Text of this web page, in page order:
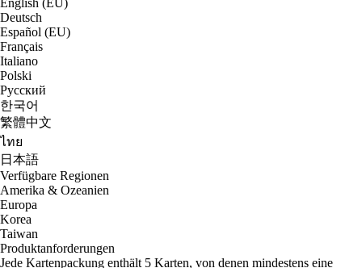
English (EU)
Deutsch
Español (EU)
Français
Italiano
Polski
Русский
한국어
繁體中文
ไทย
日本語
Verfügbare Regionen
Amerika & Ozeanien
Europa
Korea
Taiwan
Produktanforderungen
Jede Kartenpackung enthält 5 Karten, von denen mindestens eine